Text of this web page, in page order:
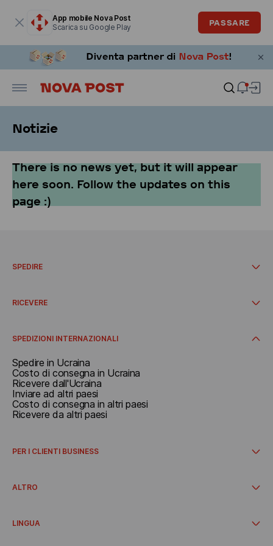
App mobile Nova Post
Scarica su Google Play
PASSARE
Notizie
There is no news yet, but it will appear
here soon. Follow the updates on this
page :)
SPEDIRE
Carichi superiori a 30 kg
RICEVERE
SPEDIZIONI INTERNAZIONALI
Spedire in Ucraina
Costo di consegna in Ucraina
Ricevere dall'Ucraina
Inviare ad altri paesi
Costo di consegna in altri paesi
Ricevere da altri paesi
PER I CLIENTI BUSINESS
Come avviare la collaborazione
ALTRO
Consegna da negozi online
LINGUA